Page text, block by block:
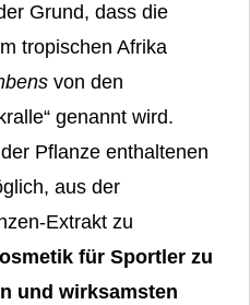
Grund, dass die
tropischen Afrika
von den
genannt wird.
Pflanze enthaltenen
aus der
Extrakt zu
für Sportler zu
und wirksamsten